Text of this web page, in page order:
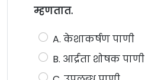
म्हणतात.
A. केशाकर्षण पाणी
B. आर्द्रता शोषक